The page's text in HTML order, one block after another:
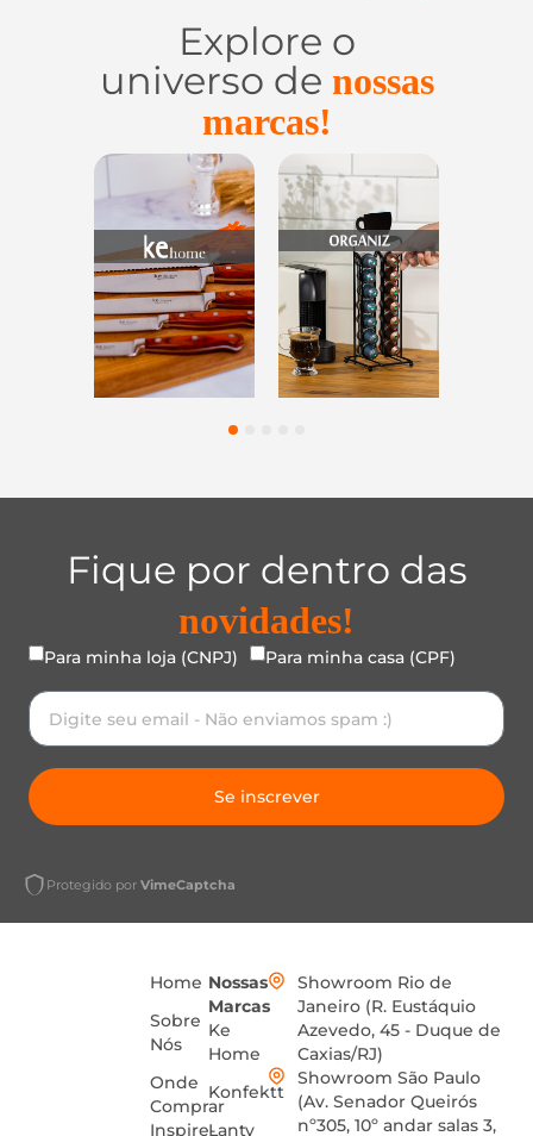
Explore o
universo de nossas
marcas!
Casa e
Organização
Utilidades de
45
Fique por dentro das
novidades!
Para minha loja (CNPJ) Para minha casa (CPF)
Se inscrever
Protegido por VimeCaptcha
Home
Sobre
Nós
Onde
Comprar
Inspire-
Nossas
Marcas
Ke
Home
Konfektt
Lanty
Showroom Rio de
Janeiro (R. Eustáquio
Azevedo, 45 - Duque de
Caxias/RJ)
Showroom São Paulo
(Av. Senador Queirós
nº305, 10º andar salas 3,